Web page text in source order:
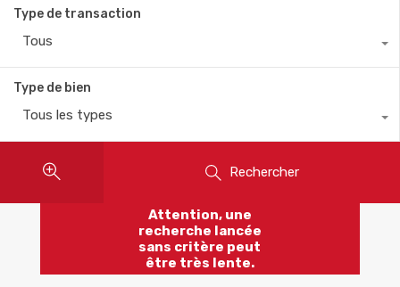
Type de transaction
Tous
Type de bien
Tous les types
Rechercher
Attention, une
recherche lancée
sans critère peut
être très lente.